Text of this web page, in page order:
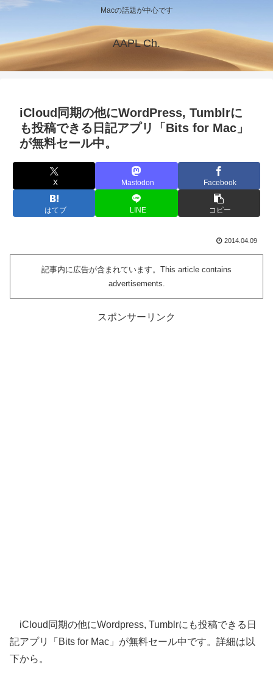
Macの話題が中心です
AAPL Ch.
iCloud同期の他にWordPress, Tumblrに
も投稿できる日記アプリ「Bits for Mac」
が無料セール中。
X Mastodon Facebook
はてブ LINE コピー
2014.04.09
記事内に広告が含まれています。This article contains
advertisements.
スポンサーリンク
iCloud同期の他にWordpress, Tumblrにも投稿できる日
記アプリ「Bits for Mac」が無料セール中です。詳細は以
下から。